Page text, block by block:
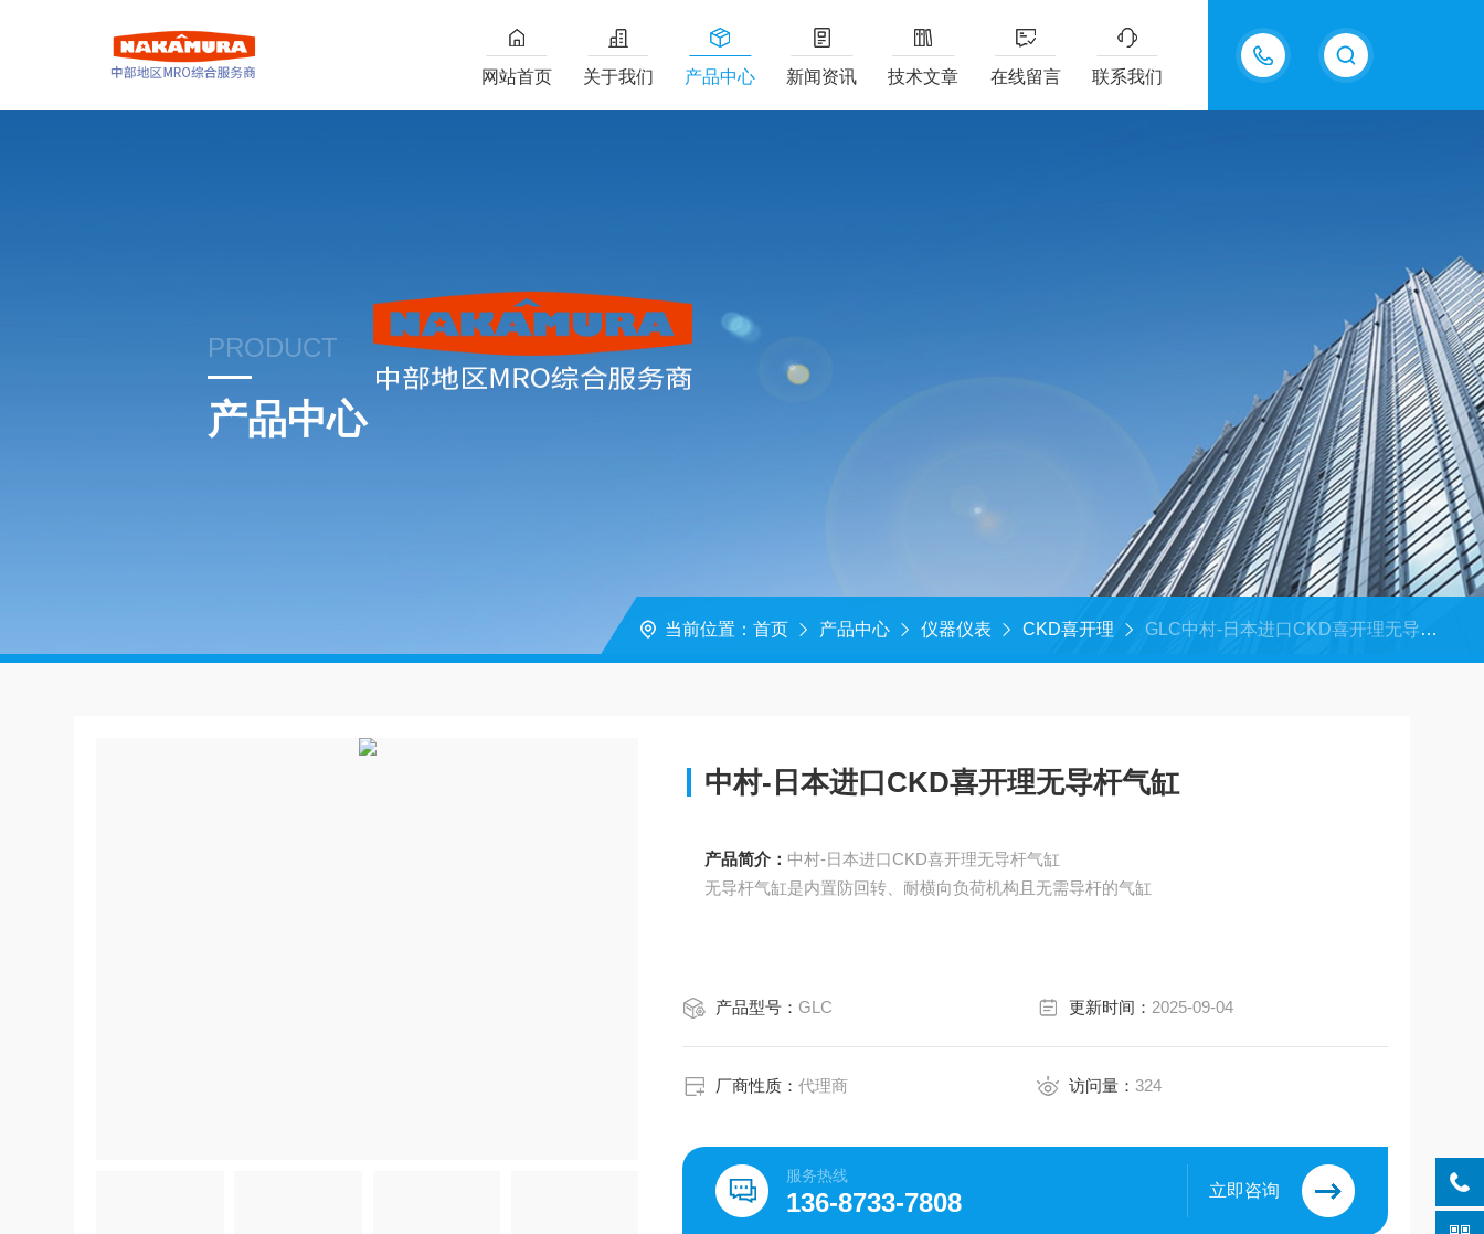
13687337808
网站首页 关于我们 产品中心 新闻资讯 技术文章 在线留言 联系我们
PRODUCT
产品中心
当前位置： 首页 产品中心 仪器仪表 CKD喜开理 GLC中村-日本进口CKD喜开理无导杆气缸
中村-日本进口CKD喜开理无导杆气缸
产品简介： 中村-日本进口CKD喜开理无导杆气缸
无导杆气缸是内置防回转、耐横向负荷机构且无需导杆的气缸
产品型号： GLC 更新时间： 2025-09-04
厂商性质：代理商 访问量： 324
服务热线
136-8733-7808 立即咨询